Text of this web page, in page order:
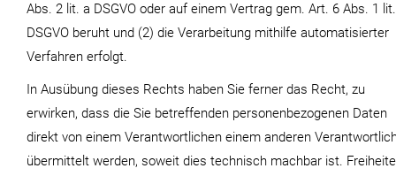
Abs. 2 lit. a DSGVO oder auf einem Vertrag gem. Art. 6 Abs. 1
DSGVO beruht und (2) die Verarbeitung mithilfe automatisierter
Verfahren erfolgt.
In Ausübung dieses Rechts haben Sie ferner das Recht, zu
erwirken, dass die Sie betreffenden personenbezogenen Daten
direkt von einem Verantwortlichen einem anderen
übermittelt werden, soweit dies technisch machbar ist.